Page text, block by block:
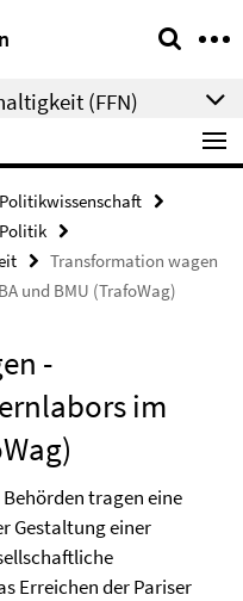
(FFN)
Transformation wagen
und BMU (TrafoWag)
-
im
tragen eine
Gestaltung einer
Erreichen der Pariser